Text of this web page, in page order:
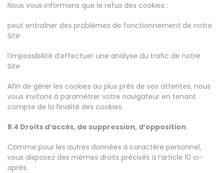
Nous vous informons que le refus des cookies :
peut entraîner des problèmes de fonctionnement de notre
Site
l’impossibilité d’effectuer une analyse du trafic de notre
Site
Afin de gérer les cookies au plus près de vos attentes, nous
vous invitons à paramétrer votre navigateur en tenant
compte de la finalité des cookies.
8.4 Droits d’accès, de suppression, d’opposition
Comme pour les autres données à caractère personnel,
vous disposez des mêmes droits précisés à l’article 10 ci-
après.